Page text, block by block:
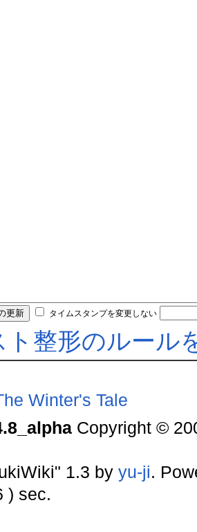
タイムスタンプを変更しない
ト整形のルール
Winter's Tale
Copyright ©
1.3 by yu-ji.
) sec.